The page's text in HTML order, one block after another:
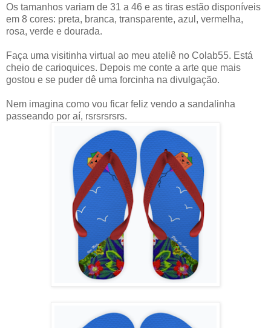
Os tamanhos variam de 31 a 46 e as tiras estão disponíveis
em 8 cores: preta, branca, transparente, azul, vermelha,
rosa, verde e dourada.
Faça uma visitinha virtual ao meu ateliê no Colab55. Está
cheio de carioquices. Depois me conte a arte que mais
gostou e se puder dê uma forcinha na divulgação.
Nem imagina como vou ficar feliz vendo a sandalinha
passeando por aí, rsrsrsrsrs.